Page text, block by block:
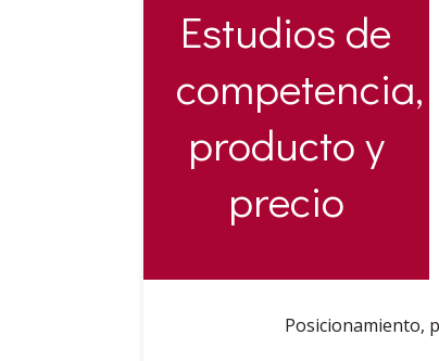
Estudios de
competencia,
producto y
precio
Posicionamiento,